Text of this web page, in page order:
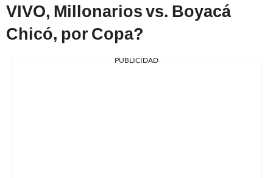
VIVO, Millonarios vs. Boyacá
Chicó, por Copa?
PUBLICIDAD